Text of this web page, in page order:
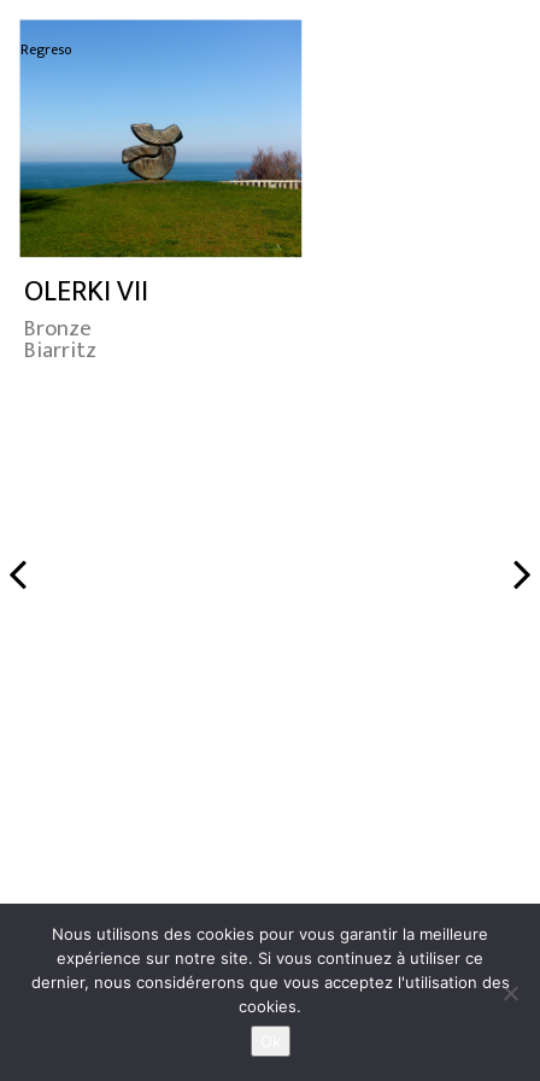
Regreso
OLERKI VII
Bronze
Biarritz
Nous utilisons des cookies pour vous garantir la meilleure
expérience sur notre site. Si vous continuez à utiliser ce
dernier, nous considérerons que vous acceptez l'utilisation des
cookies.